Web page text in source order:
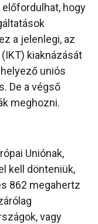
hogy
a jelenlegi, az
kiaknázását
uniós
De a végső
meghozni.
Uniónak,
kell dönteniük,
862 megahertz
vagy